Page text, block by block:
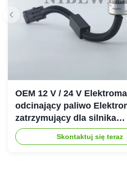
OEM 12 V / 24 V
odcinający paliwo
zatrzymujący dla silnika
wysokoprężnego
Skontaktuj się teraz